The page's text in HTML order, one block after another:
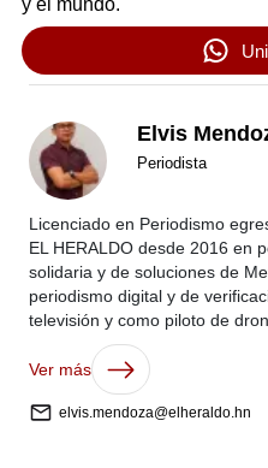
y el mundo.
Elvis
Periodista
Licenciado en Periodismo
EL HERALDO desde 2016 en
solidaria y de soluciones de
periodismo digital y de
televisión y como piloto de
Ver más
elvis.mendoza@elheraldo.hn